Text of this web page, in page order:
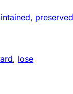
, preserved
, lose